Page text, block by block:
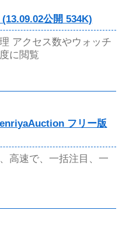
公開 534K)
アクセス数やウォッチ
に閲覧
フリー版
高速で、一括注目、一